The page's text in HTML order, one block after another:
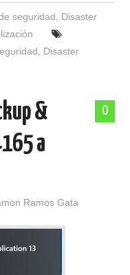
seguridad
Disaster
Disaster
0
&
a
Ramos Gata